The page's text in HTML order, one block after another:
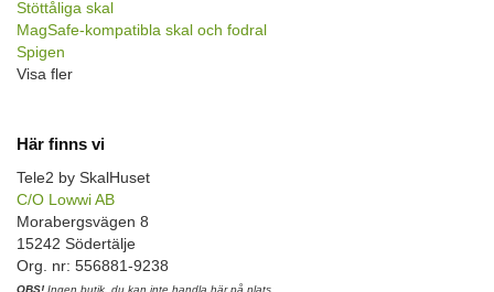
Stöttåliga skal
MagSafe-kompatibla skal och fodral
Spigen
Visa fler
Här finns vi
Tele2 by SkalHuset
C/O Lowwi AB
Morabergsvägen 8
15242 Södertälje
Org. nr: 556881-9238